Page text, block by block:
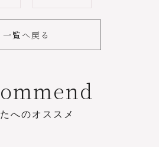
一覧へ戻る
ommend
た へのオ ス ス メ